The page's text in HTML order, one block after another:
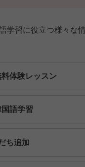
学習に役立つ様々な
体験レッスン
語学習
ち追加